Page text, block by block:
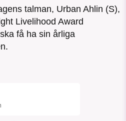
Sparade inlägg
talman, Urban Ahlin (S),
Livelihood Award
få ha sin årliga
hållbar framtid. Sedan
vår ideella redaktion
framåt genom
och granskningar. Nu
arbete – och vi